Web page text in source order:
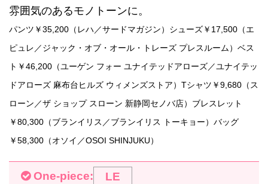
雰囲気のあるモノトーンに。
パンツ￥35,200（レハ／サードマガジン）シューズ￥17,500（エ
ピュレ／ジャック・オブ・オール・トレーズ プレスルーム）ベス
ト￥46,200（ユーゲン フォー ユナイテッドアローズ／ユナイテッ
ドアローズ 麻布台ヒルズ ウィメンズストア）Tシャツ￥9,680（ス
ローン／ザ ショップ スローン 新静岡セノバ店）ブレスレット
￥80,300（ブランイリス／ブランイリス トーキョー）バッグ
￥58,300（オソイ／OSOI SHINJUKU）
One-piece: LE